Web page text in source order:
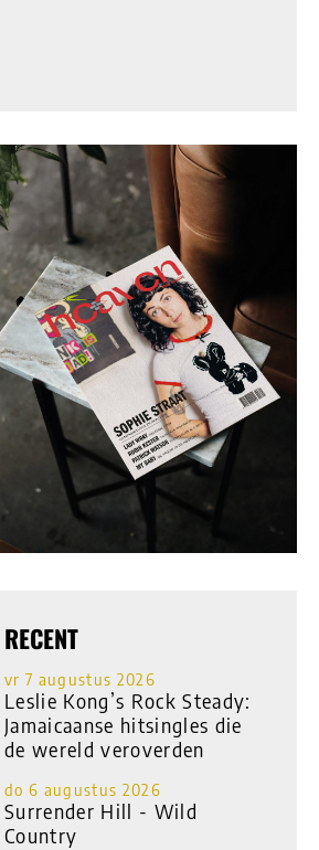
RECENT
vr 7 augustus 2026
Leslie Kong’s Rock Steady:
Jamaicaanse hitsingles die
de wereld veroverden
do 6 augustus 2026
Surrender Hill - Wild
Country